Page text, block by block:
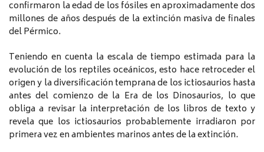
confirmaron la edad de los fósiles en aproximadamente dos
millones de años después de la extinción masiva de finales
del Pérmico.
Teniendo en cuenta la escala de tiempo estimada para la
evolución de los reptiles oceánicos, esto hace retroceder el
origen y la diversificación temprana de los ictiosaurios hasta
antes del comienzo de la Era de los Dinosaurios, lo que
obliga a revisar la interpretación de los libros de texto y
revela que los ictiosaurios probablemente irradiaron por
primera vez en ambientes marinos antes de la extinción.